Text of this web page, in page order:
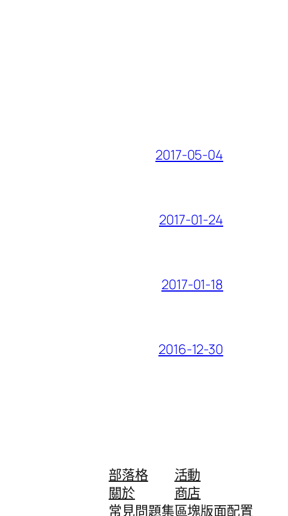
2017-05-04
2017-01-24
2017-01-18
2016-12-30
部落格
關於
常見問題集
活動
商店
區塊版面配置